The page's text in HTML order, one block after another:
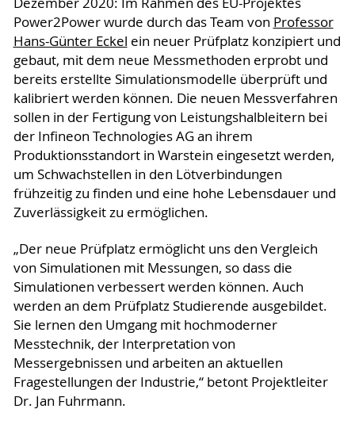
Power2Power wurde durch das Team von Professor
Hans-Günter Eckel ein neuer Prüfplatz konzipiert und
gebaut, mit dem neue Messmethoden erprobt und
bereits erstellte Simulationsmodelle überprüft und
kalibriert werden können. Die neuen Messverfahren
sollen in der Fertigung von Leistungshalbleitern bei
der Infineon Technologies AG an ihrem
Produktionsstandort in Warstein eingesetzt werden,
um Schwachstellen in den Lötverbindungen
frühzeitig zu finden und eine hohe Lebensdauer und
Zuverlässigkeit zu ermöglichen.
„Der neue Prüfplatz ermöglicht uns den Vergleich
von Simulationen mit Messungen, so dass die
Simulationen verbessert werden können. Auch
werden an dem Prüfplatz Studierende ausgebildet.
Sie lernen den Umgang mit hochmoderner
Messtechnik, der Interpretation von
Messergebnissen und arbeiten an aktuellen
Fragestellungen der Industrie,“ betont Projektleiter
Dr. Jan Fuhrmann.